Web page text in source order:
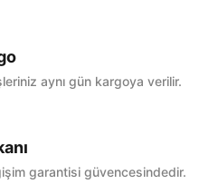
aynı gün kargoya verilir.
garantisi güvencesindedir.